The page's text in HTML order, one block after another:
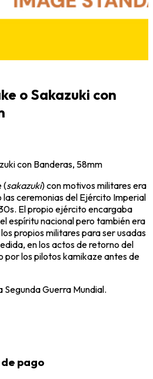
o Sakazuki con
con Banderas, 58mm
(sakazuki) con motivos militares era
ceremonias del Ejército Imperial
El propio ejército encargaba
espíritu nacional pero también era
propios militares para ser usadas
en los actos de retorno del
por los pilotos kamikaze antes de
Segunda Guerra Mundial.
pago